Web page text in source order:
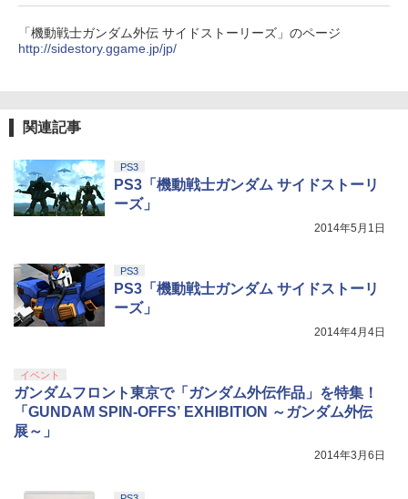
「機動戦士ガンダム外伝 サイドストーリーズ」のページ
http://sidestory.ggame.jp/jp/
関連記事
PS3
PS3「機動戦士ガンダム サイドストーリ
ーズ」
2014年5月1日
PS3
PS3「機動戦士ガンダム サイドストーリ
ーズ」
2014年4月4日
イベント
ガンダムフロント東京で「ガンダム外伝作品」を特集！
「GUNDAM SPIN-OFFS’ EXHIBITION ～ガンダム外伝
展～」
2014年3月6日